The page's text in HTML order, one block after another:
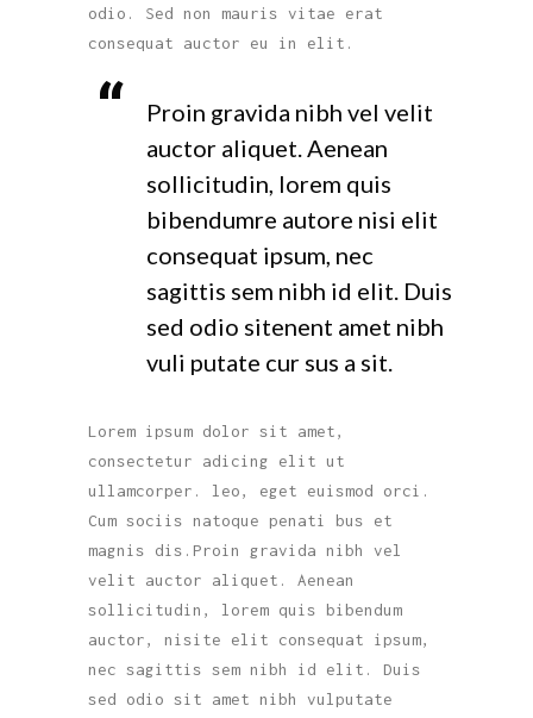
odio. Sed non mauris vitae erat
consequat auctor eu in elit.
Proin gravida nibh vel velit
auctor aliquet. Aenean
sollicitudin, lorem quis
bibendumre autore nisi elit
consequat ipsum, nec
sagittis sem nibh id elit. Duis
sed odio sitenent amet nibh
vuli putate cur sus a sit.
Lorem ipsum dolor sit amet,
consectetur adicing elit ut
ullamcorper. leo, eget euismod orci.
Cum sociis natoque penati bus et
magnis dis.Proin gravida nibh vel
velit auctor aliquet. Aenean
sollicitudin, lorem quis bibendum
auctor, nisite elit consequat ipsum,
nec sagittis sem nibh id elit. Duis
sed odio sit amet nibh vulputate